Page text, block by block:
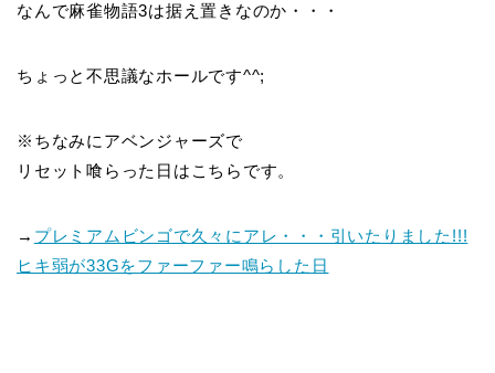
なんで麻雀物語3は据え置きなのか・・・
ちょっと不思議なホールです^^;
※ちなみにアベンジャーズで
リセット喰らった日はこちらです。
→ プレミアムビンゴで久々にアレ・・・引いたりました!!!
ヒキ弱が33Gをファーファー鳴らした日